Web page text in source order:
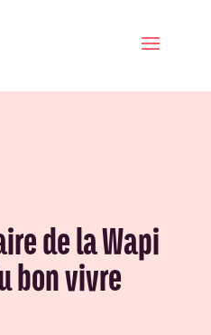
de la Wapi
bon vivre